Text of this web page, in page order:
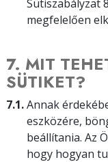
Sütiszabályzat
megfelelően
7. MIT
SÜTIKET?
7.1.Annak
eszközére,
beállítania. Az
hogy hogyan